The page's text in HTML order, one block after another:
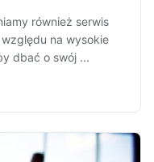
również serwis
na wysokie
dbać o swój ...